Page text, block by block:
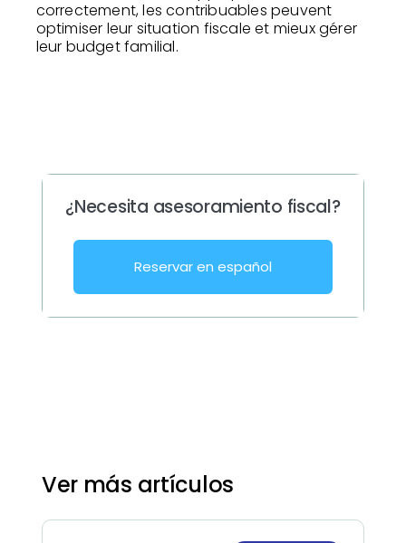
correctement, les contribuables peuvent
optimiser leur situation fiscale et mieux gérer
leur budget familial.
¿Necesita asesoramiento fiscal?
Reservar en español
Ver más artículos